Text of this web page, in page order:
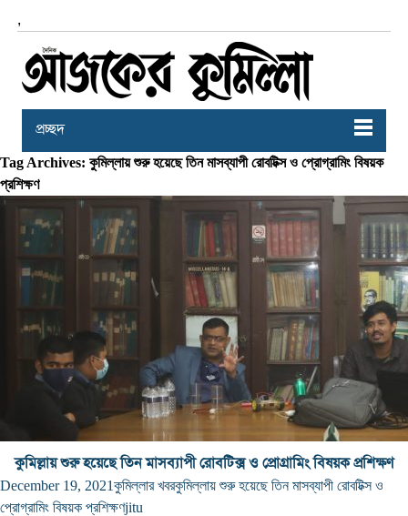
,
প্রচ্ছদ
Tag Archives: কুমিল্লায় শুরু হয়েছে তিন মাসব্যাপী রোবটিক্স ও প্রোগ্রামিং বিষয়ক
প্রশিক্ষণ
কুমিল্লায় শুরু হয়েছে তিন মাসব্যাপী রোবটিক্স ও প্রোগ্রামিং বিষয়ক প্রশিক্ষণ
December 19, 2021কুমিল্লার খবরকুমিল্লায় শুরু হয়েছে তিন মাসব্যাপী রোবটিক্স ও
প্রোগ্রামিং বিষয়ক প্রশিক্ষণjitu